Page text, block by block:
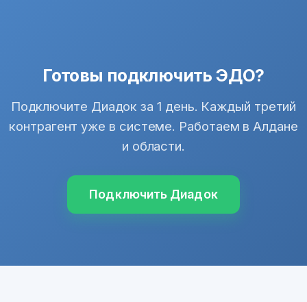
Готовы подключить ЭДО?
Подключите Диадок за 1 день. Каждый третий
контрагент уже в системе. Работаем в Алдане
и области.
Подключить Диадок